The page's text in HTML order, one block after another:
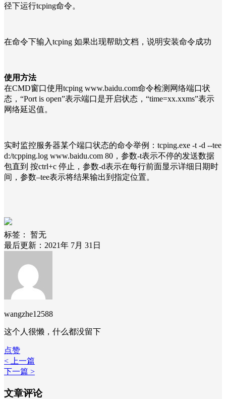
径下运行tcping命令。
在命令下输入tcping 如果出现帮助文档，说明安装命令成功
使用方法
在CMD窗口使用tcping www.baidu.com命令检测网络端口状
态，“Port is open”表示端口是开启状态，“time=xx.xxms”表示
网络延迟值。
实时监控服务器某个端口状态的命令举例：tcping.exe -t -d --tee
d:/tcpping.log www.baidu.com 80，参数-t表示不停的发送数据
包直到 按ctrl+c 停止，参数-d表示在每行前面显示详细日期时
间，参数–tee表示将结果输出到指定位置。
标签：
暂无
最后更新：2021年 7月 31日
wangzhe12588
这个人很懒，什么都没留下
点赞
< 上一篇
下一篇 >
文章评论